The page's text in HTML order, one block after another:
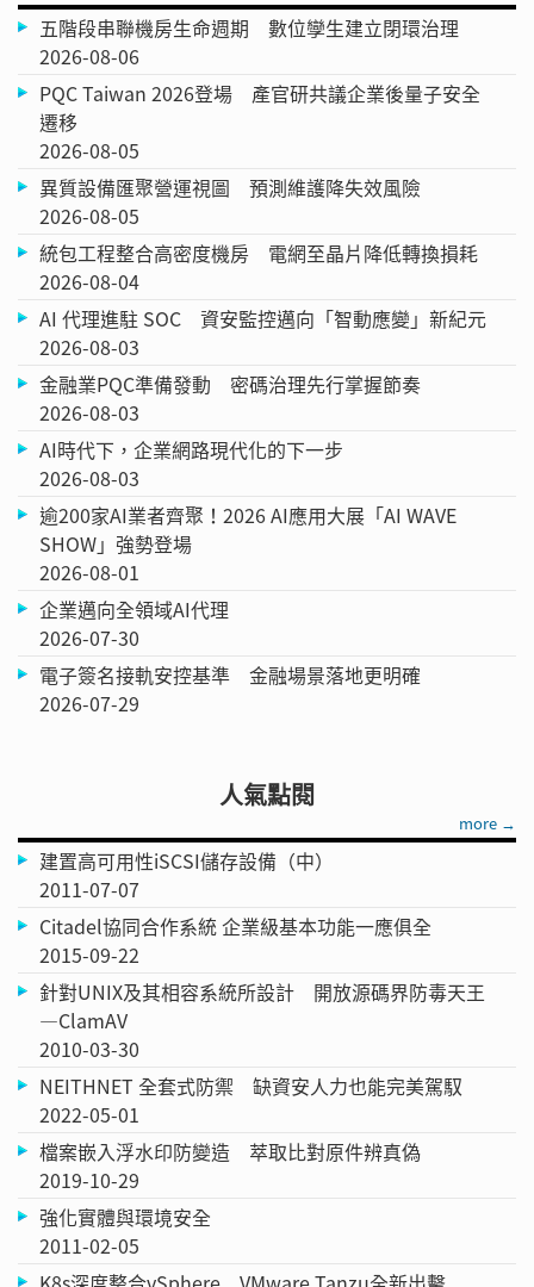
五階段串聯機房生命週期 數位孿生建立閉環治理
2026-08-06
PQC Taiwan 2026登場 產官研共議企業後量子安全
遷移
2026-08-05
異質設備匯聚營運視圖 預測維護降失效風險
2026-08-05
統包工程整合高密度機房 電網至晶片降低轉換損耗
2026-08-04
AI 代理進駐 SOC 資安監控邁向「智動應變」新紀元
2026-08-03
金融業PQC準備發動 密碼治理先行掌握節奏
2026-08-03
AI時代下，企業網路現代化的下一步
2026-08-03
逾200家AI業者齊聚！2026 AI應用大展「AI WAVE
SHOW」強勢登場
2026-08-01
企業邁向全領域AI代理
2026-07-30
電子簽名接軌安控基準 金融場景落地更明確
2026-07-29
人氣點閱
more →
建置高可用性iSCSI儲存設備（中）
2011-07-07
Citadel協同合作系統 企業級基本功能一應俱全
2015-09-22
針對UNIX及其相容系統所設計 開放源碼界防毒天王
—ClamAV
2010-03-30
NEITHNET 全套式防禦 缺資安人力也能完美駕馭
2022-05-01
檔案嵌入浮水印防變造 萃取比對原件辨真偽
2019-10-29
強化實體與環境安全
2011-02-05